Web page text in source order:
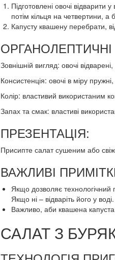
Підготовлені овочі відварити
потім кільця на четвертини, а
Капусту квашену перебрати,
Зовнішній вигляд: овочі
Консистенція: овочі в міру
Колір: властивий використаним
Запах та смак: властиві
ПРЕЗЕНТАЦІЯ:
Присипте салат сушеним або
ВАЖЛИВІ
Якщо дозволяє технологічний
Якщо ні – відваріть його у воді.
Важливо, аби квашена капуста
САЛАТ З